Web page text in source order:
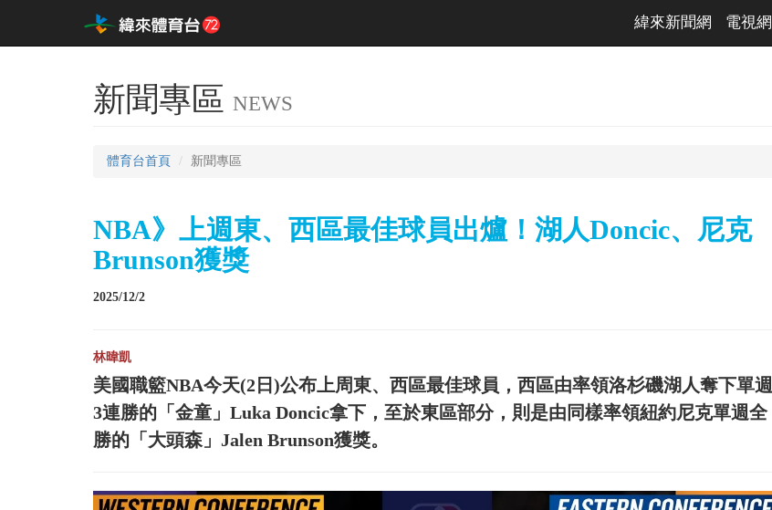
緯來新聞網 電視網
新聞專區 NEWS
體育台首頁 新聞專區
NBA》上週東、西區最佳球員出爐！湖人Doncic、尼克
Brunson獲獎
2025/12/2
林暐凱
美國職籃NBA今天(2日)公布上周東、西區最佳球員，西區由率領洛杉磯湖人奪下單週
3連勝的「金童」Luka Doncic拿下，至於東區部分，則是由同樣率領紐約尼克單週全
勝的「大頭森」Jalen Brunson獲獎。